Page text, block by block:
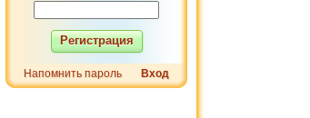
Регистрация
Напомнить пароль Вход